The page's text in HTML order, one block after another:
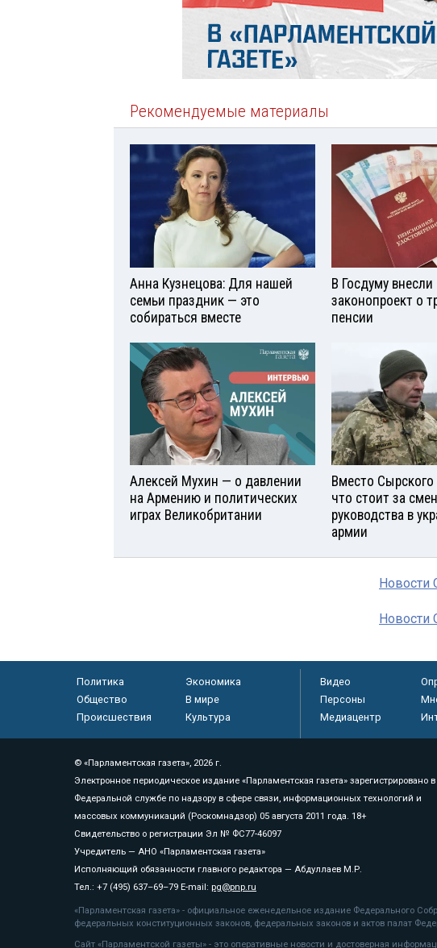
Рекомендуемые материалы
Анна Кузнецова: Для нашей
семьи праздник — это
собираться вместе
В Госдуму внесли
законопроект о
пенсии
Алексей Мухин — о давлении
на Армению и политических
играх Великобритании
Вместо
что стоит за
руководства в
армии
Политика
Экономика
Общество
В мире
Происшествия
Культура
Видео
Персоны
Медиацентр
© «Парламентская газета», 2026 г.
Электронное периодическое издание «Парламентская газета» зарегистрировано в
Федеральной службе по надзору в сфере связи, информационных технологий и
массовых коммуникаций (Роскомнадзор) 05 августа 2011 года. 18+
Свидетельство о регистрации Эл № ФС77-46097
Учредитель — АНО «Парламентская газета»
Исполняющий обязанности главного редактора — Абдуллаев М.Р.
Тел.: +7 (495) 637–69–79 E-mail: pg@pnp.ru
«Парламентская газета» - официальное еженедельное издание Федерального
федеральных конституционных законов, федеральных законов и актов палат
Сайт «Парламентской газеты» - это оперативные новости и достоверная